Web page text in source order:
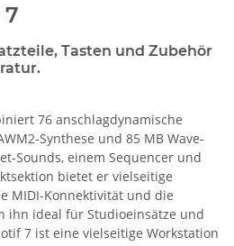
Tasten und Zubehör
76 anschlagdynamische
Synthese und 85 MB Wave-
Sounds, einem Sequencer und
bietet er vielseitige
MIDI-Konnektivität und die
ihn ideal für Studioeinsätze und
7 ist eine vielseitige Workstation